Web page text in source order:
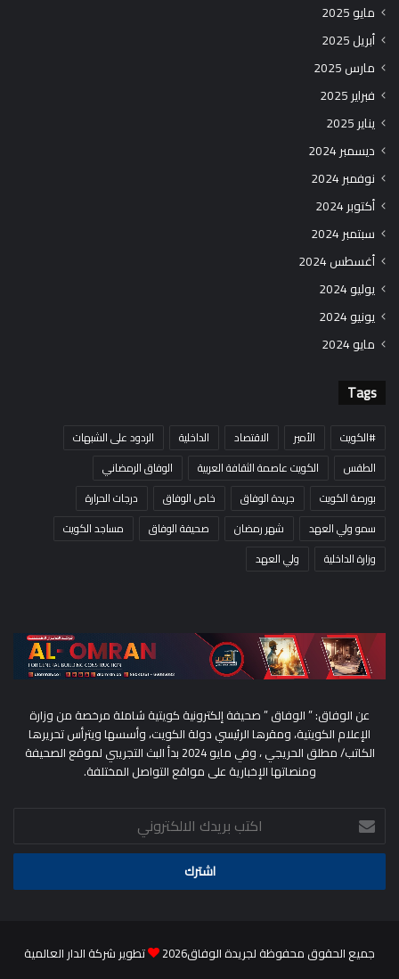
مايو 2025
أبريل 2025
مارس 2025
فبراير 2025
يناير 2025
ديسمبر 2024
نوفمبر 2024
أكتوبر 2024
سبتمبر 2024
أغسطس 2024
يوليو 2024
يونيو 2024
مايو 2024
Tags
#الكويت الأمير الاقتصاد الداخلية
الردود على الشبهات
الطقس
الكويت عاصمة الثقافة العربية
الوفاق الرمضاني
بورصة الكويت
جريدة الوفاق خاص الوفاق
درجات الحرارة
سمو ولي العهد
شهر رمضان صحيفة الوفاق
مساجد الكويت
وزارة الداخلية
ولي العهد
عن الوفاق: ” الوفاق ” صحيفة إلكترونية كويتية شاملة مرخصة من وزارة
الإعلام الكويتية، ومقرها الرئيسي دولة الكويت، وأسسها ويترأس تحريرها
الكاتب/ مطلق الحريجي ، وفي مايو 2024 بدأ البث التجريبي لموقع الصحيفة
ومنصاتها الإخبارية على مواقع التواصل المختلفة.
اكتب
بريدك
الالكتروني
جميع الحقوق محفوظة لجريدة الوفاق2026 تطوير شركة الدار العالمية